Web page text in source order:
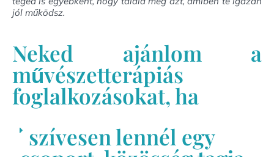
jól működsz.
Neked ajánlom a
művészetterápiás
foglalkozásokat, ha
szívesen lennél egy